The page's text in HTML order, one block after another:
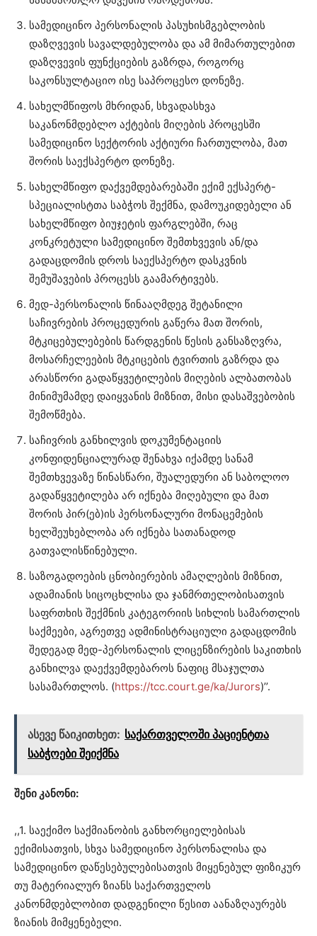
სამედიცინო პერსონალის პასუხისმგებლობის
დაზღვევის სავალდებულობა და ამ მიმართულებით
დაზღვევის ფუნქციების გაზრდა, როგორც
საკონსულტაციო ისე საპროცესო დონეზე.
სახელმწიფოს მხრიდან, სხვადასხვა
საკანონმდებლო აქტების მიღების პროცესში
სამედიცინო სექტორის აქტიური ჩართულობა, მათ
შორის საექსპერტო დონეზე.
სახელმწიფო დაქვემდებარებაში ექიმ ექსპერტ-
სპეციალისტთა საბჭოს შექმნა, დამოუკიდებელი ან
სახელმწიფო ბიუჯეტის ფარგლებში, რაც
კონკრეტული სამედიცინო შემთხვევის ან/და
გადაცდომის დროს საექსპერტო დასკვნის
შემუშავების პროცესს გაამარტივებს.
მედ-პერსონალის წინააღმდეგ შეტანილი
საჩივრების პროცედურის გაწერა მათ შორის,
მტკიცებულებების წარდგენის წესის განსაზღვრა,
მოსარჩელეების მტკიცების ტვირთის გაზრდა და
არასწორი გადაწყვეტილების მიღების ალბათობას
მინიმუმამდე დაიყვანის მიზნით, მისი დასაშვებობის
შემოწმება.
საჩივრის განხილვის დოკუმენტაციის
კონფიდენციალურად შენახვა იქამდე სანამ
შემთხვევაზე წინასწარი, შუალედური ან საბოლოო
გადაწყვეტილება არ იქნება მიღებული და მათ
შორის პირ(ებ)ის პერსონალური მონაცემების
ხელშეუხებლობა არ იქნება სათანადოდ
გათვალისწინებული.
საზოგადოების ცნობიერების ამაღლების მიზნით,
ადამიანის სიცოცხლისა და ჯანმრთელობისათვის
საფრთხის შექმნის კატეგორიის სიხლის სამართლის
საქმეები, აგრეთვე ადმინისტრაციული გადაცდომის
შედეგად მედ-პერსონალის ლიცენზირების საკითხის
განხილვა დაექვემდებაროს ნაფიც მსაჯულთა
სასამართლოს. (https://tcc.court.ge/ka/Jurors)’’.
ასევე წაიკითხეთ: საქართველოში პაციენტთა
საბჭოები შეიქმნა
შენი კანონი:
,,1. საექიმო საქმიანობის განხორციელებისას
ექიმისათვის, სხვა სამედიცინო პერსონალისა და
სამედიცინო დაწესებულებისათვის მიყენებულ ფიზიკურ
თუ მატერიალურ ზიანს საქართველოს
კანონმდებლობით დადგენილი წესით აანაზღაურებს
ზიანის მიმყენებელი.